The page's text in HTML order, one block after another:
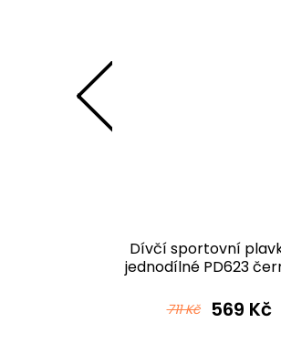
Dívčí sportovní
jednodílné PD623
711 Kč 569 Kč